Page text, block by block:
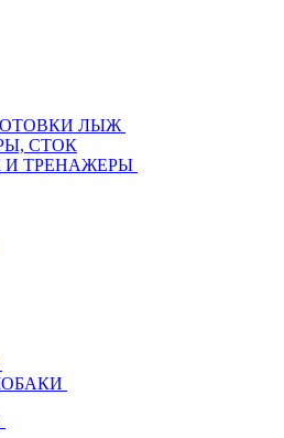
ЛЫЖ
СТОК
И ТРЕНАЖЕРЫ